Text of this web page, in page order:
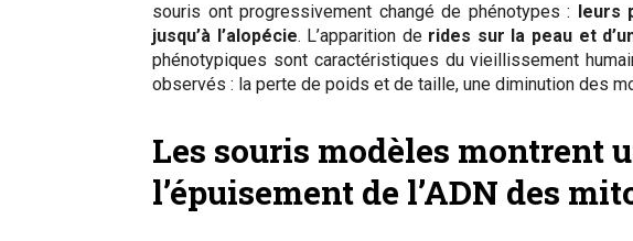
souris ont progressivement changé de phénotypes : leurs
jusqu’à l’alopécie. L’apparition de rides sur la peau et
phénotypiques sont caractéristiques du vieillissement
observés : la perte de poids et de taille, une diminution des
Les souris modèles montrent
l’épuisement de l’ADN des